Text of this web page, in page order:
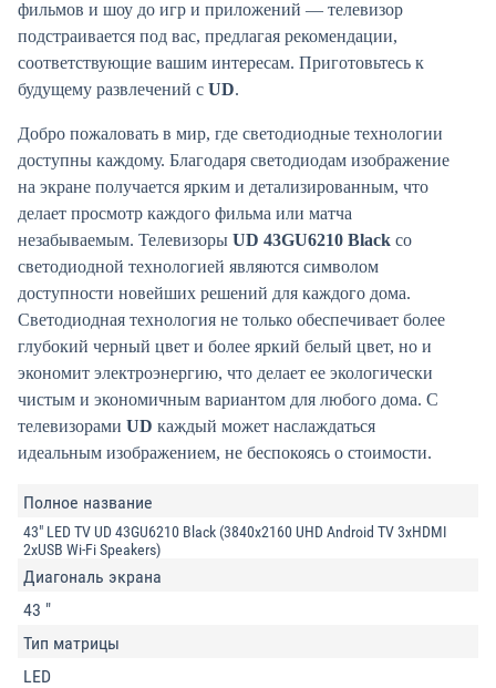
фильмов и шоу до игр и приложений — телевизор
подстраивается под вас, предлагая рекомендации,
соответствующие вашим интересам. Приготовьтесь к
будущему развлечений с UD.
Добро пожаловать в мир, где светодиодные технологии
доступны каждому. Благодаря светодиодам изображение
на экране получается ярким и детализированным, что
делает просмотр каждого фильма или матча
незабываемым. Телевизоры UD 43GU6210 Black со
светодиодной технологией являются символом
доступности новейших решений для каждого дома.
Светодиодная технология не только обеспечивает более
глубокий черный цвет и более яркий белый цвет, но и
экономит электроэнергию, что делает ее экологически
чистым и экономичным вариантом для любого дома. С
телевизорами UD каждый может наслаждаться
идеальным изображением, не беспокоясь о стоимости.
Полное название
43" LED TV UD 43GU6210 Black (3840x2160 UHD Android TV 3xHDMI
2xUSB Wi-Fi Speakers)
Диагональ экрана
43 "
Тип матрицы
LED